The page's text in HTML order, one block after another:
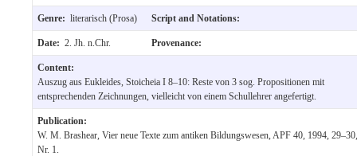
Genre: literarisch (Prosa) Script and Notations:
Date: 2. Jh. n.Chr. Provenance:
Content:
Auszug aus Eukleides, Stoicheia I 8–10: Reste von 3 sog. Propositionen mit
entsprechenden Zeichnungen, vielleicht von einem Schullehrer angefertigt.
Publication:
W. M. Brashear, Vier neue Texte zum antiken Bildungswesen, APF 40, 1994, 29–30,
Nr. 1.